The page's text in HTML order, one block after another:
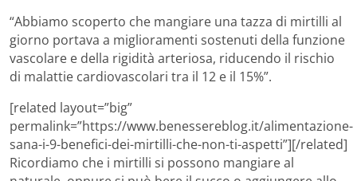
“Abbiamo scoperto che mangiare una tazza di mirtilli al
giorno portava a miglioramenti sostenuti della funzione
vascolare e della rigidità arteriosa, riducendo il rischio
di malattie cardiovascolari tra il 12 e il 15%”.
[related layout=”big”
permalink=”https://www.benessereblog.it/alimentazione-
sana-i-9-benefici-dei-mirtilli-che-non-ti-aspetti”][/related]
Ricordiamo che i mirtilli si possono mangiare al